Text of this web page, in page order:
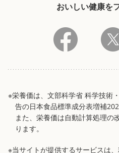
おいしい健康を
※栄養価は、文部科学省 科学技術
告の日本食品標準成分表増補
また、栄養価は自動計算処理の
ります。
※当サイトが提供するサービスは